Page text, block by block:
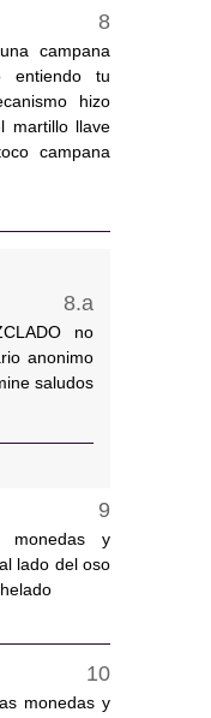
campana
entiendo tu
hizo
martillo llave
campana
no
anonimo
saludos
y
lado del oso
monedas y